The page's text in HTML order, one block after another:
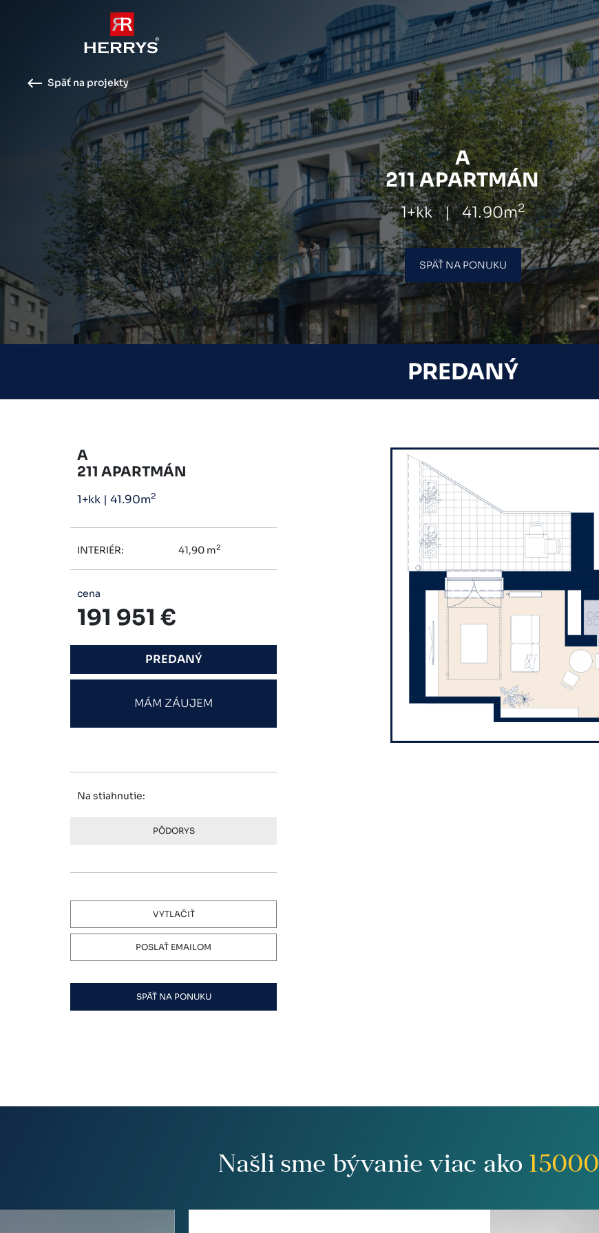
Späť na projekty
A
211 APARTMÁN
1+kk | 41.90m2
SPÄŤ NA PONUKU
PREDANÝ
A
211 APARTMÁN
1+kk | 41.90m2
INTERIÉR: 41,90 m2
cena
191 951 €
PREDANÝ
MÁM ZÁUJEM
Na stiahnutie:
PÔDORYS
VYTLAČIŤ
POSLAŤ EMAILOM
SPÄŤ NA PONUKU
Našli sme bývanie viac ako 15000